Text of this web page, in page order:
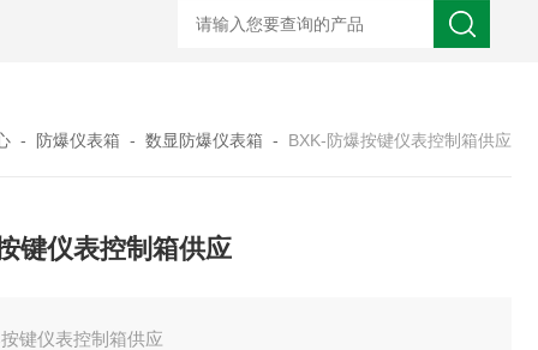
zcfb系列防爆（电磁启动）配电箱
- 防爆仪表箱 - 数显防爆仪表箱 - BXK-防爆按键仪表控制箱供应
键仪表控制箱供应
键仪表控制箱供应